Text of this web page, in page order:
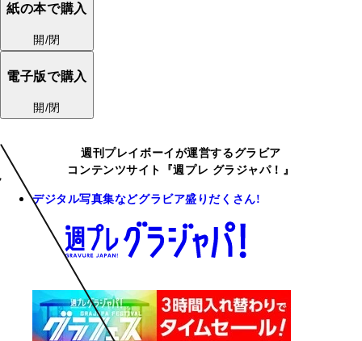
紙の本で購入
開/閉
電子版で購入
開/閉
週刊プレイボーイが運営するグラビア
コンテンツサイト『週プレ グラジャパ！』
デジタル写真集などグラビア盛りだくさん!